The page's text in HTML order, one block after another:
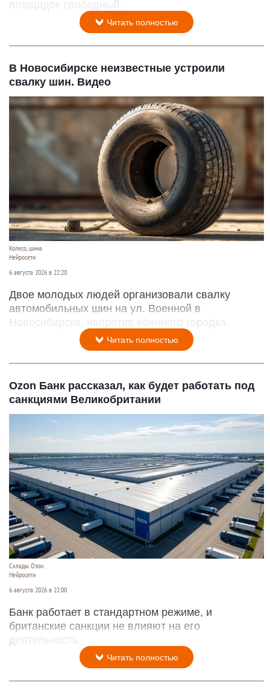
площадок свободный.
Читать полностью
В Новосибирске неизвестные устроили
свалку шин. Видео
Колесо, шина
Нейросети
6 августа 2026 в 22:20
Двое молодых людей организовали свалку
автомобильных шин на ул. Военной в
Новосибирске, напротив военного городка.
Читать полностью
Ozon Банк рассказал, как будет работать под
санкциями Великобритании
Склады. Озон.
Нейросети
6 августа 2026 в 22:00
Банк работает в стандартном режиме, и
британские санкции не влияют на его
деятельность.
Читать полностью